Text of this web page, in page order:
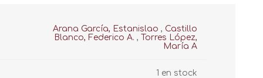
Arana García, Estanislao , Castillo
Blanco, Federico A. ,
Torres López,
María A
1 en stock